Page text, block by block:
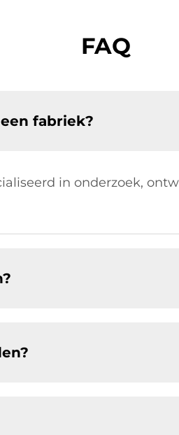
FAQ
fabriek?
in onderzoek,